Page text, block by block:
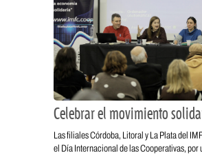
Celebrar el movimiento
Las filiales Córdoba, Litoral y La Plata del
el Día Internacional de las Cooperativas, por